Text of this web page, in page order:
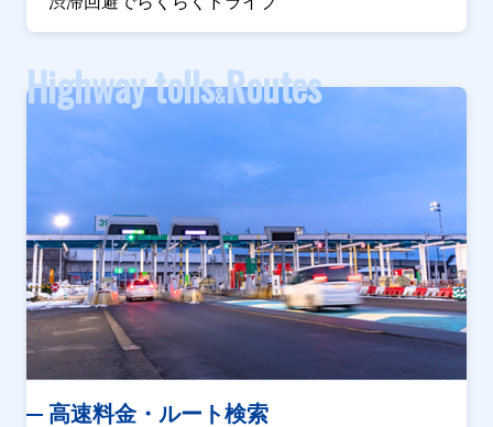
Highway tolls&Routes
高速料金・ルート検索